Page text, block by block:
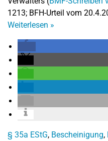
1213; BFH-Urteil vom
Weiterlesen »
§ 35a EStG, Bescheinigung,